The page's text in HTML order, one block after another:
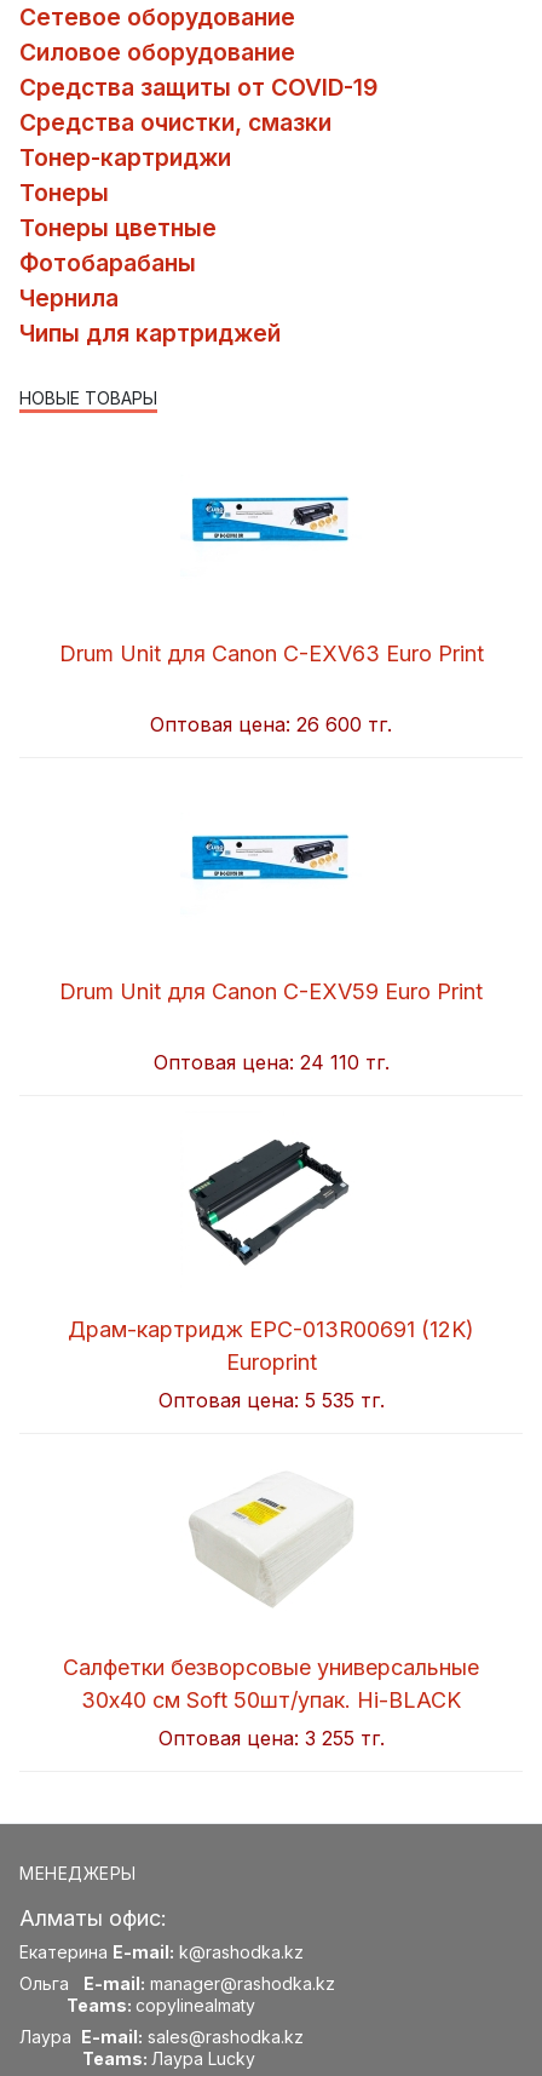
Сетевое оборудование
Силовое оборудование
Средства защиты от COVID-19
Средства очистки, смазки
Тонер-картриджи
Тонеры
Тонеры цветные
Фотобарабаны
Чернила
Чипы для картриджей
НОВЫЕ ТОВАРЫ
Drum Unit для Canon C-EXV63 Euro Print
Оптовая цена: 26 600 тг.
Drum Unit для Canon C-EXV59 Euro Print
Оптовая цена: 24 110 тг.
Драм-картридж EPC-013R00691 (12K)
Europrint
Оптовая цена: 5 535 тг.
Салфетки безворсовые универсальные
30x40 см Soft 50шт/упак. Hi-BLACK
Оптовая цена: 3 255 тг.
МЕНЕДЖЕРЫ
Алматы офис:
Екатерина E-mail: k@rashodka.kz
Ольга E-mail: manager@rashodka.kz
Teams: copylinealmaty
Лаура E-mail: sales@rashodka.kz
Teams: Лаура Lucky